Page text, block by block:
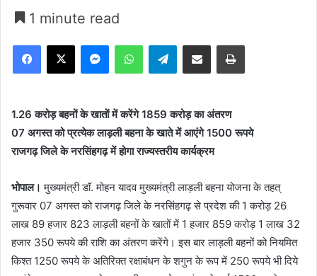
1 minute read
Facebook
X MessengerWhatsAppTelegramShare via Email Print
1.26 करोड़ बहनों के खातों में करेंगे 1859 करोड़ का अंतरण
07 अगस्त को प्रत्येक लाड़ली बहना के खाते में आएंगे 1500 रूपये
राजगढ़ जिले के नरसिंहगढ़ में होगा राज्यस्तरीय कार्यक्रम
भोपाल। मुख्यमंत्री डॉ. मोहन यादव मुख्यमंत्री लाड़ली बहना योजना के तहत्
गुरूवार 07 अगस्त को राजगढ़ जिले के नरसिंहगढ़ से प्रदेश की 1 करोड़ 26
लाख 89 हजार 823 लाड़ली बहनों के खातों में 1 हजार 859 करोड़ 1 लाख 32
हजार 350 रूपये की राशि का अंतरण करेंगे। इस बार लाड़ली बहनों को नियमित
किश्त 1250 रूपये के अतिरिक्त रक्षाबंधन के शगुन के रूप में 250 रूपये भी दिये